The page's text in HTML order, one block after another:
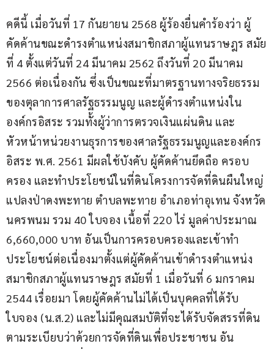
คดีนี้ เมื่อวันที่ 17 กันยายน 2568 ผู้ร้องยื่นคำร้องว่า ผู้
คัดค้านขณะดำรงตำแหน่งสมาชิกสภาผู้แทนราษฎร สมัย
ที่ 4 ตั้งแต่วันที่ 24 มีนาคม 2562 ถึงวันที่ 20 มีนาคม
2566 ต่อเนื่องกัน ซึ่งเป็นขณะที่มาตรฐานทางจริยธรรม
ของตุลาการศาลรัฐธรรมนูญ และผู้ดำรงตำแหน่งใน
องค์กรอิสระ รวมทั้งผู้ว่าการตรวจเงินแผ่นดิน และ
หัวหน้าหน่วยงานธุรการของศาลรัฐธรรมนูญและองค์กร
อิสระ พ.ศ. 2561 มีผลใช้บังคับ ผู้คัดค้านยึดถือ ครอบ
ครอง และทำประโยชน์ในที่ดินโครงการจัดที่ดินผืนใหญ่
แปลงป่าดงพะทาย ตำบลพะทาย อำเภอท่าอุเทน จังหวัด
นครพนม รวม 40 ใบจอง เนื้อที่ 220 ไร่ มูลค่าประมาณ
6,660,000 บาท อันเป็นการครอบครองและเข้าทำ
ประโยชน์ต่อเนื่องมาตั้งแต่ผู้คัดค้านเข้าดำรงตำแหน่ง
สมาชิกสภาผู้แทนราษฎร สมัยที่ 1 เมื่อวันที่ 6 มกราคม
2544 เรื่อยมา โดยผู้คัดค้านไม่ได้เป็นบุคคลที่ได้รับ
ใบจอง (น.ส.2) และไม่มีคุณสมบัติที่จะได้รับจัดสรรที่ดิน
ตามระเบียบว่าด้วยการจัดที่ดินเพื่อประชาชน อัน